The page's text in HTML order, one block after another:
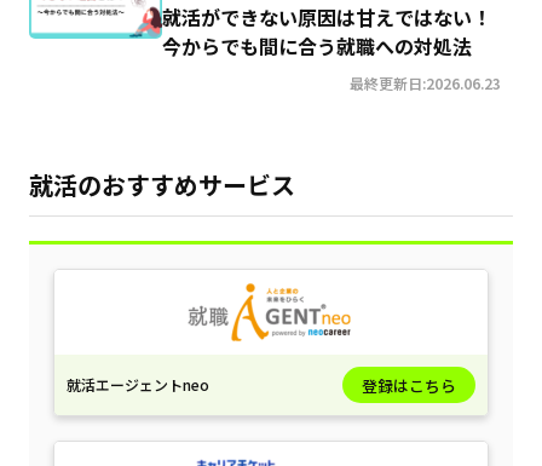
就活ができない原因は甘えではない！
今からでも間に合う就職への対処法
最終更新日:2026.06.23
就活のおすすめサービス
就活エージェントneo 登録はこちら